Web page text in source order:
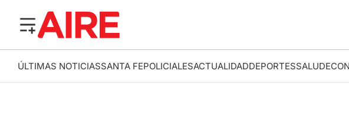
ÚLTIMAS NOTICIASSANTA FEPOLICIALESACTUALIDADDEPORTESSALUD